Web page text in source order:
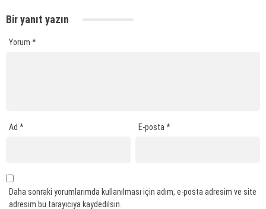
Bir yanıt yazın
Yorum *
Ad * E-posta*
Daha sonraki yorumlarımda kullanılması için adım, e-posta adresim ve site
adresim bu tarayıcıya kaydedilsin.